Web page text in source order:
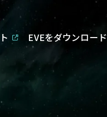
EVEをダウンロード